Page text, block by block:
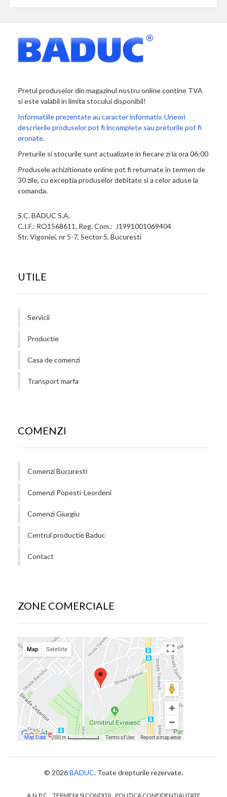
Pretul produselor din magazinul nostru online contine TVA
si este valabil in limita stocului disponibil!
Informatiile prezentate au caracter informativ. Uneori
descrierile produselor pot fi incomplete sau preturile pot fi
eronate.
Preturile si stocurile sunt actualizate in fiecare zi la ora 06:00
Produsele achizitionate online pot fi returnate in termen de
30 zile, cu exceptia produselor debitate si a celor aduse la
comanda.
S.C. BADUC S.A.
C.I.F.: RO1568611, Reg. Com.: J1991001069404
Str. Vigoniei, nr 5-7, Sector 5, Bucuresti
UTILE
Servicii
Productie
Casa de comenzi
Transport marfa
COMENZI
Comenzi Bucuresti
Comenzi Popesti-Leordeni
Comenzi Giurgiu
Centrul productie Baduc
Contact
ZONE COMERCIALE
© 2026BADUC. Toate drepturile rezervate.
A.N.P.C. TERMENI SI CONDITII POLITICA CONFIDENTIALITATE